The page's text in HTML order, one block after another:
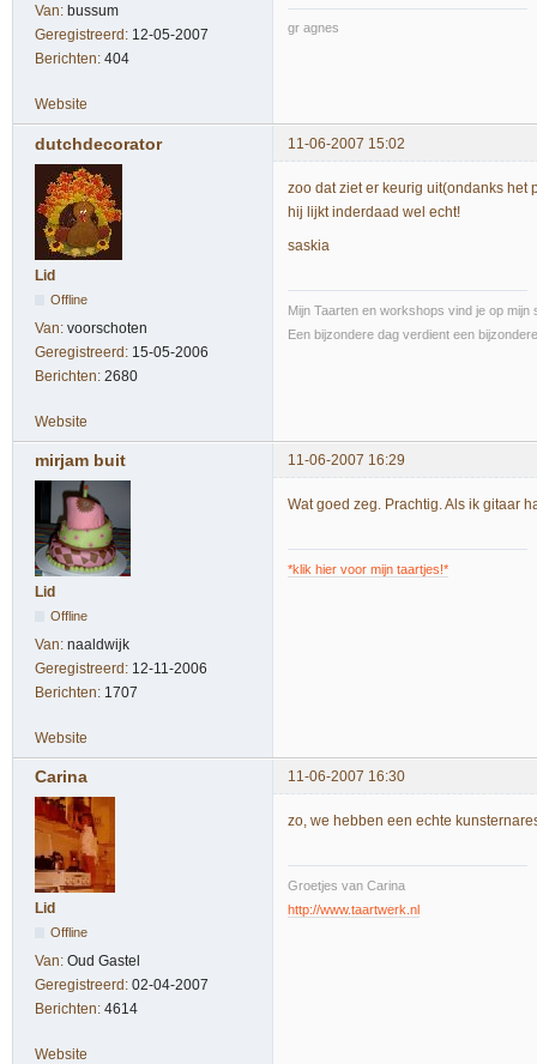
Van: bussum
Geregistreerd: 12-05-2007
Berichten: 404
gr agnes
Website
dutchdecorator 11-06-2007 15:02
Lid
Offline
Van: voorschoten
Geregistreerd: 15-05-2006
Berichten: 2680
zoo dat ziet er keurig uit(ondanks het
hij lijkt inderdaad wel echt!
saskia
Mijn Taarten en workshops vind je op mijn
Een bijzondere dag verdient een
Website
mirjam buit 11-06-2007 16:29
Lid
Offline
Van: naaldwijk
Geregistreerd: 12-11-2006
Berichten: 1707
Wat goed zeg. Prachtig. Als ik gitaar
*klik hier voor mijn taartjes!*
Website
Carina 11-06-2007 16:30
Lid
Offline
Van: Oud Gastel
Geregistreerd: 02-04-2007
Berichten: 4614
zo, we hebben een echte
Groetjes van Carina
http://www.taartwerk.nl
Website